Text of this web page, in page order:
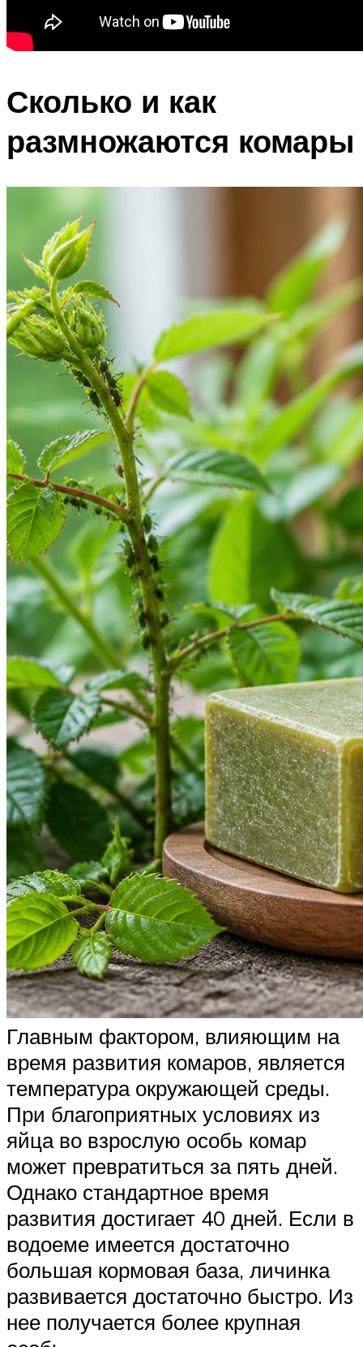
Сколько и как
размножаются комары
Главным фактором, влияющим на
время развития комаров, является
температура окружающей среды.
При благоприятных условиях из
яйца во взрослую особь комар
может превратиться за пять дней.
Однако стандартное время
развития достигает 40 дней. Если в
водоеме имеется достаточно
большая кормовая база, личинка
развивается достаточно быстро. Из
нее получается более крупная